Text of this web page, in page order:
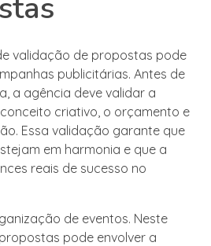
validação de propostas pode
publicitárias. Antes de
a agência deve validar a
criativo, o orçamento e
Essa validação garante que
em harmonia e que a
reais de sucesso no
de eventos. Neste
pode envolver a